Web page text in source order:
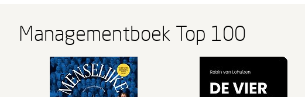
Managementboek Top 100